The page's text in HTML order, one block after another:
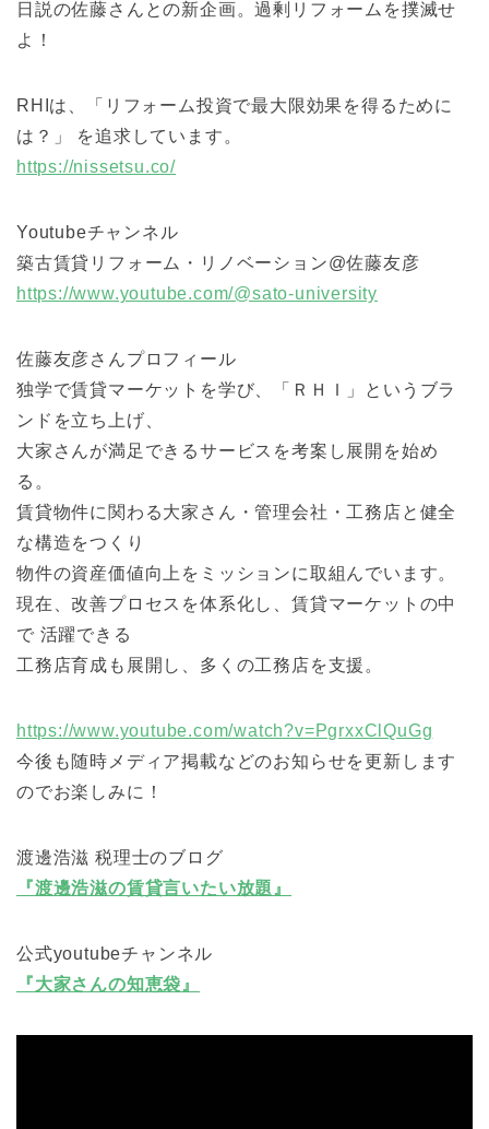
日説の佐藤さんとの新企画。過剰リフォームを撲滅せ
よ！
RHIは、「リフォーム投資で最大限効果を得るために
は？」 を追求しています。
https://nissetsu.co/
Youtubeチャンネル
築古賃貸リフォーム・リノベーション@佐藤友彦
https://www.youtube.com/@sato-university
佐藤友彦さんプロフィール
独学で賃貸マーケットを学び、「ＲＨＩ」というブラ
ンドを立ち上げ、
大家さんが満足できるサービスを考案し展開を始め
る。
賃貸物件に関わる大家さん・管理会社・工務店と健全
な構造をつくり
物件の資産価値向上をミッションに取組んでいます。
現在、改善プロセスを体系化し、賃貸マーケットの中
で 活躍できる
工務店育成も展開し、多くの工務店を支援。
https://www.youtube.com/watch?v=PgrxxClQuGg
今後も随時メディア掲載などのお知らせを更新します
のでお楽しみに！
渡邊浩滋 税理士のブログ
『渡邊浩滋の賃貸言いたい放題』
公式youtubeチャンネル
『大家さんの知恵袋』